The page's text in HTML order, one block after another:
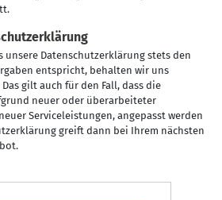
unsere Datenschutzerklärung stets den
entspricht, behalten wir uns
gilt auch für den Fall, dass die
neuer oder überarbeiteter
Serviceleistungen, angepasst werden
greift dann bei Ihrem nächsten